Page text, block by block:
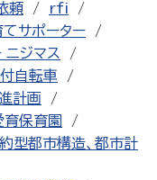
頼
rfi
サポーター
ニジマス
自転車
計画
育保育園
約型都市構造、都市計